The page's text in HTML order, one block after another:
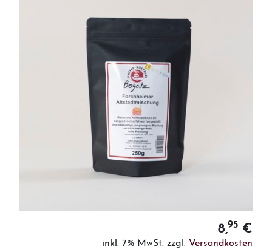
8,95 €
inkl. 7% MwSt. zzgl. Versandkosten